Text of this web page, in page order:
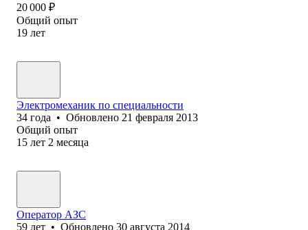
20 000 ₽
Общий опыт
19 лет
Электромеханик по специальности
34 года • Обновлено 21 февраля 2013
Общий опыт
15 лет 2 месяца
Оператор АЗС
59 лет • Обновлено 30 августа 2014